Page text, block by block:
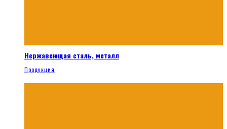
Нержавеющая сталь, металл
Продукция